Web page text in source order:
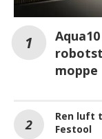
moppe
Ren luft
Festool